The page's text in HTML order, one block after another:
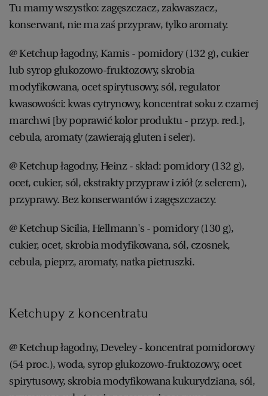
Tu mamy wszystko: zagęszczacz, zakwaszacz,
konserwant, nie ma zaś przypraw, tylko aromaty.
@ Ketchup łagodny, Kamis - pomidory (132 g), cukier
lub syrop glukozowo-fruktozowy, skrobia
modyfikowana, ocet spirytusowy, sól, regulator
kwasowości: kwas cytrynowy, koncentrat soku z czarnej
marchwi [by poprawić kolor produktu - przyp. red.],
cebula, aromaty (zawierają gluten i seler).
@ Ketchup łagodny, Heinz - skład: pomidory (132 g),
ocet, cukier, sól, ekstrakty przypraw i ziół (z selerem),
przyprawy. Bez konserwantów i zagęszczaczy.
@ Ketchup Sicilia, Hellmann's - pomidory (130 g),
cukier, ocet, skrobia modyfikowana, sól, czosnek,
cebula, pieprz, aromaty, natka pietruszki.
Ketchupy z koncentratu
@ Ketchup łagodny, Develey - koncentrat pomidorowy
(54 proc.), woda, syrop glukozowo-fruktozowy, ocet
spirytusowy, skrobia modyfikowana kukurydziana, sól,